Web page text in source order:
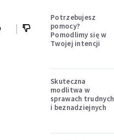
Potrzebujesz
pomocy?
Pomodlimy się w
Twojej intencji
Skuteczna
modlitwa w
sprawach trudnych
i beznadziejnych